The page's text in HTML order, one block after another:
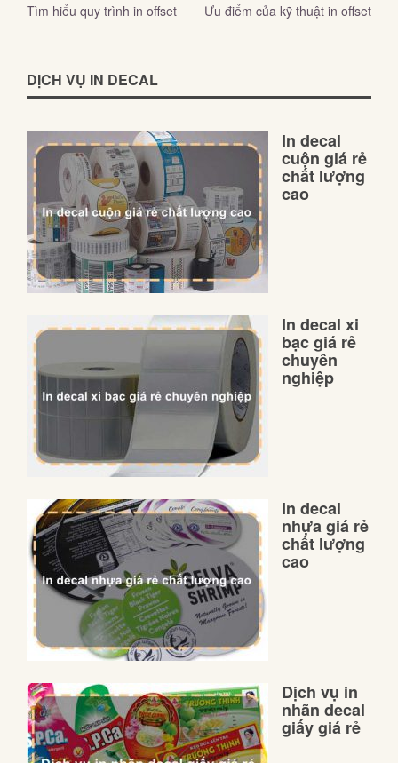
Tìm hiểu quy trình in offset
Ưu điểm của kỹ thuật in offset
DỊCH VỤ IN DECAL
In decal
cuộn giá rẻ
chất lượng
cao
In decal xi
bạc giá rẻ
chuyên
nghiệp
In decal
nhựa giá rẻ
chất lượng
cao
Dịch vụ in
nhãn decal
giấy giá rẻ